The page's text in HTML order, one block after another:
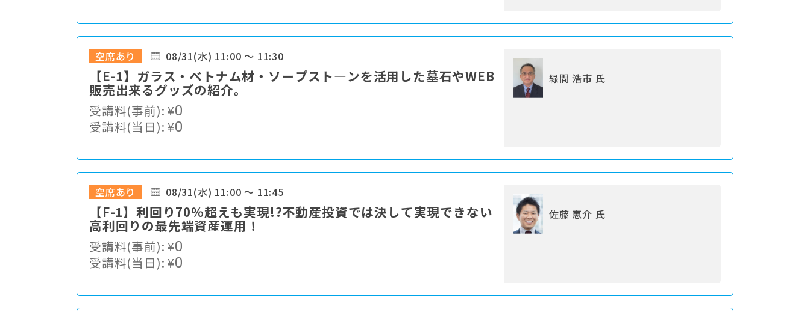
空席あり 08/31(水) 11:00 ～ 11:30
【E-1】ガラス・ベトナム材・ソープスト―ンを活用した墓石やWEB
販売出来るグッズの紹介。
受講料(事前):¥0
受講料(当日):¥0
緑間 浩市 氏
空席あり 08/31(水) 11:00 ～ 11:45
【F-1】利回り70％超えも実現!?不動産投資では決して実現できない
高利回りの最先端資産運用！
受講料(事前):¥0
受講料(当日):¥0
佐藤 恵介 氏